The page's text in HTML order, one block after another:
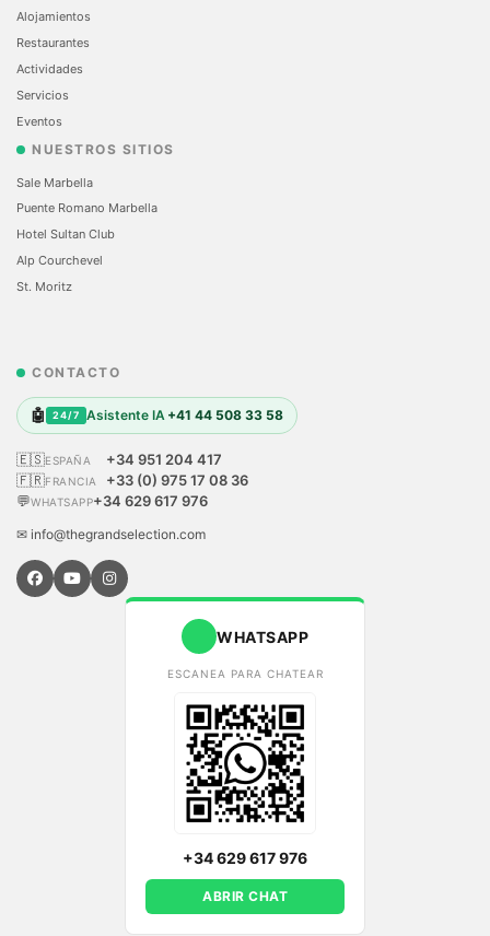
Alojamientos
Restaurantes
Actividades
Servicios
Eventos
NUESTROS SITIOS
Sale Marbella
Puente Romano Marbella
Hotel Sultan Club
Alp Courchevel
St. Moritz
CONTACTO
🤖 24/7 Asistente IA +41 44 508 33 58
🇪🇸ESPAÑA
+34 951 204 417
🇫🇷FRANCIA
+33 (0) 975 17 08 36
💬WHATSAPP+34 629 617 976
✉ info@thegrandselection.com
WHATSAPP
ESCANEA PARA CHATEAR
+34 629 617 976
ABRIR CHAT